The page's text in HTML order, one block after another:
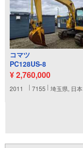
コマツ
PC128US-8
¥ 2,760,000
2011 7155 埼玉県, 日本